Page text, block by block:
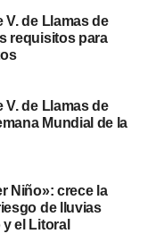
útiles
quienes conviven
estuvo a cargo
Almeida, quienes
y respondieron las
adaptar recetas
glucémico.
y el
a la propuesta.
V. de Llamas de
requisitos para
V. de Llamas de
Mundial de la
Niño»: crece la
de lluvias
el Litoral